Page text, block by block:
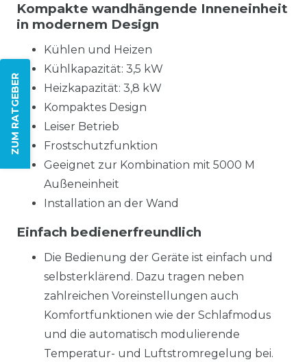
ZUM RATGEBER
Kompakte wandhängende Inneneinheit
in modernem Design
Kühlen und Heizen
Kühlkapazität: 3,5 kW
Heizkapazität: 3,8 kW
Kompaktes Design
Leiser Betrieb
Frostschutzfunktion
Geeignet zur Kombination mit 5000 M
Außeneinheit
Installation an der Wand
Einfach bedienerfreundlich
Die Bedienung der Geräte ist einfach und
selbsterklärend. Dazu tragen neben
zahlreichen Voreinstellungen auch
Komfortfunktionen wie der Schlafmodus
und die automatisch modulierende
Temperatur- und Luftstromregelung bei.